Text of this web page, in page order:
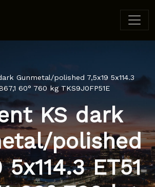
Gunmetal/polished 7,5x19 5x114.3
60° 760 kg TKS9J0FP51E
KS dark
polished
5x114.3 ET51